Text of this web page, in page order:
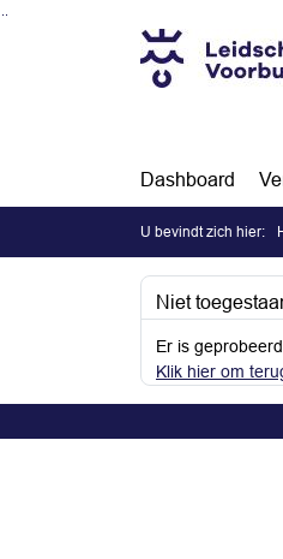
Ga naar de inhoud van deze
Ga naar het zoeken
Ga naar het menu
Dashboard
U bevindt zich hier:
Niet
Er is
Klik hier om